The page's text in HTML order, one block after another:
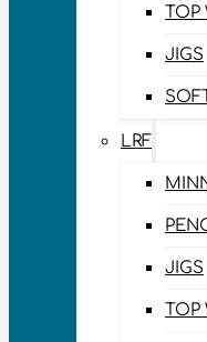
TOP
JIGS
LRF
JIGS
TOP